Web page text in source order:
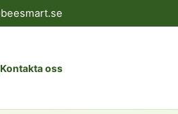
Kontakta oss